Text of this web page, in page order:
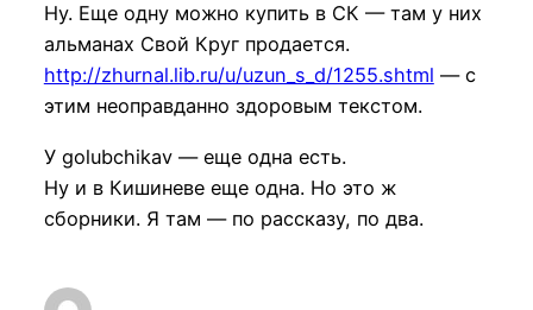
Ну. Еще одну можно купить в СК — там у них
альманах Свой Круг продается.
http://zhurnal.lib.ru/u/uzun_s_d/1255.shtml — с
этим неоправданно здоровым текстом.
У golubchikav — еще одна есть.
Ну и в Кишиневе еще одна. Но это ж
сборники. Я там — по рассказу, по два.